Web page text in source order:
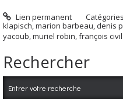
Lien permanent
klapisch,marion barbeau, denis
yacoub,muriel robin,françois civil
Rechercher